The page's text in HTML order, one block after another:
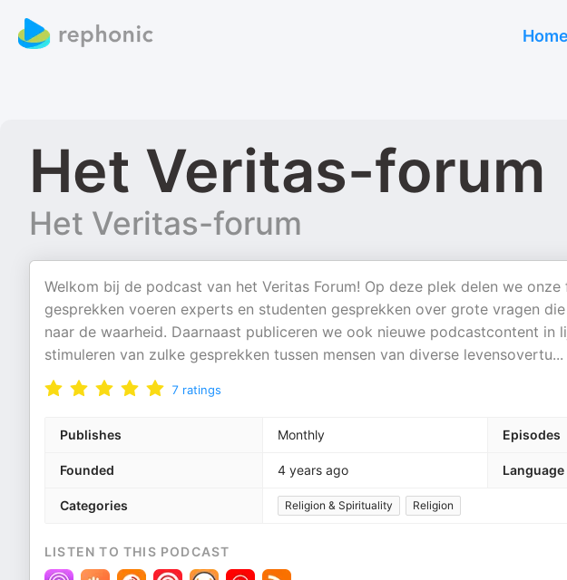
Home
Het Veritas-forum
Het Veritas-forum
Welkom bij de podcast van het Veritas Forum! Op deze plek delen we
gesprekken voeren experts en studenten gesprekken over grote vragen
naar de waarheid. Daarnaast publiceren we ook nieuwe podcastcontent in
stimuleren van zulke gesprekken tussen mensen van diverse levensovertu...
7 ratings
Publishes Monthly Episodes
Founded 4 years ago Language
Categories Religion & Spirituality Religion
LISTEN TO THIS PODCAST